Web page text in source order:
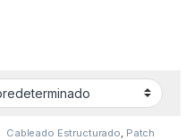
Cableado Estructurado, Patch